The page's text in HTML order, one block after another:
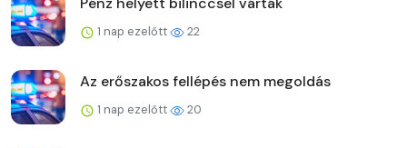
1 nap ezelőtt 22
Az erőszakos fellépés nem megoldás
1 nap ezelőtt 20